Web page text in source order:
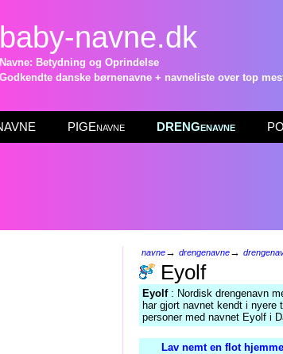
baby-navne.dk
Navne: Betydning og Oprindelse
Godkendte danske børnenavne + navneliste over top
PIGEnavne DRENGenavne
navne→ drengenavne→
Eyolf
Eyolf: Nordisk drengenavn
har gjort navnet kendt i nyere
personer med navnet Eyolf i
Lav nemt en flot